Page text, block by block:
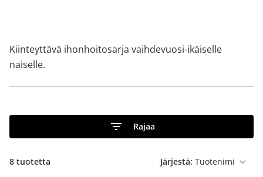
Kiinteyttävä ihonhoitosarja vaihdevuosi-ikäiselle
naiselle.
Rajaa
8 tuotetta Järjestä: